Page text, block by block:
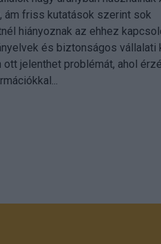
ám friss kutatások szerint sok
hiányoznak az ehhez
és biztonságos vállalati
ott jelenthet problémát, ahol